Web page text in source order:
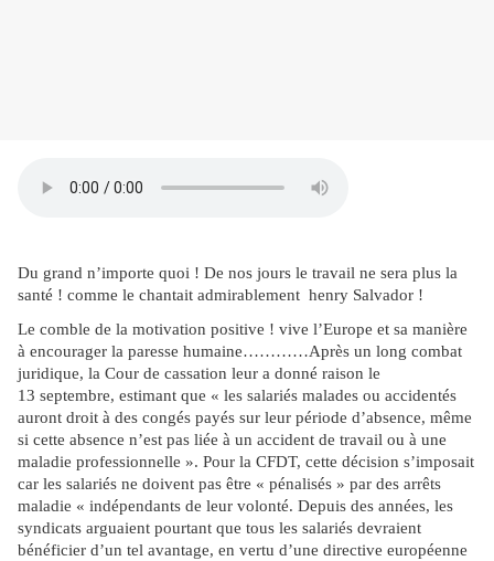
Du grand n’importe quoi ! De nos jours le travail ne sera plus la
santé ! comme le chantait admirablement henry Salvador !
Le comble de la motivation positive ! vive l’Europe et sa manière
à encourager la paresse humaine…………Après un long combat
juridique, la Cour de cassation leur a donné raison le
13 septembre, estimant que « les salariés malades ou accidentés
auront droit à des congés payés sur leur période d’absence, même
si cette absence n’est pas liée à un accident de travail ou à une
maladie professionnelle ». Pour la CFDT, cette décision s’imposait
car les salariés ne doivent pas être « pénalisés » par des arrêts
maladie « indépendants de leur volonté. Depuis des années, les
syndicats arguaient pourtant que tous les salariés devraient
bénéficier d’un tel avantage, en vertu d’une directive européenne